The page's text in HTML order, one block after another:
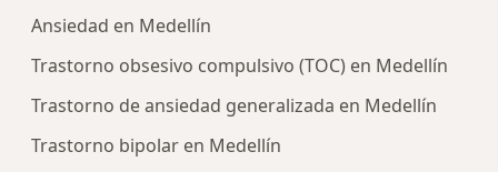
Ansiedad en Medellín
Trastorno obsesivo compulsivo (TOC) en Medellín
Trastorno de ansiedad generalizada en Medellín
Trastorno bipolar en Medellín